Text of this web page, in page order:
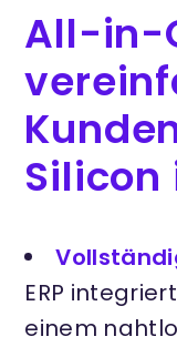
All-in-
Silicon
ERP
einem